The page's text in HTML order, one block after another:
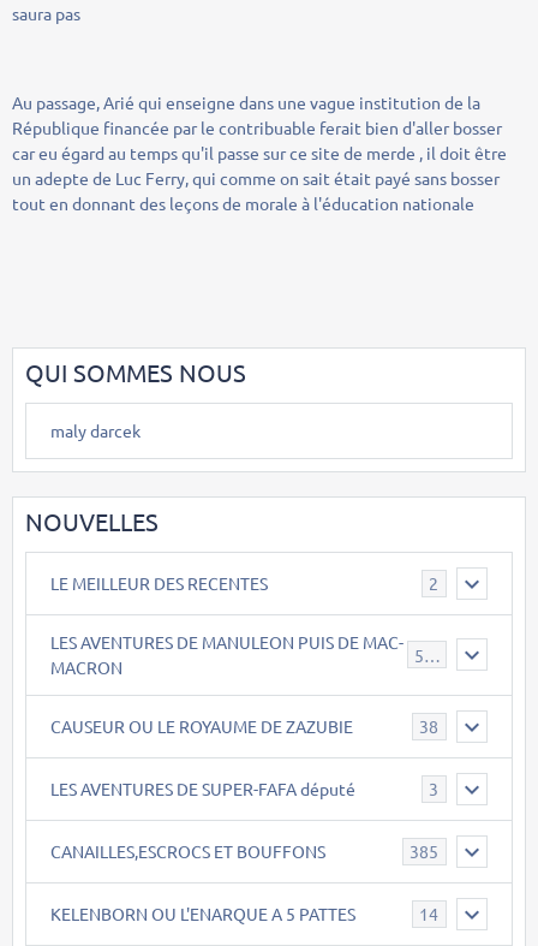
saura pas
Au passage, Arié qui enseigne dans une vague institution de la
République financée par le contribuable ferait bien d'aller bosser
car eu égard au temps qu'il passe sur ce site de merde , il doit être
un adepte de Luc Ferry, qui comme on sait était payé sans bosser
tout en donnant des leçons de morale à l'éducation nationale
QUI SOMMES NOUS
maly darcek
NOUVELLES
LE MEILLEUR DES RECENTES 2
LES AVENTURES DE MANULEON PUIS DE MAC-
MACRON
543
CAUSEUR OU LE ROYAUME DE ZAZUBIE 38
LES AVENTURES DE SUPER-FAFA député 3
CANAILLES,ESCROCS ET BOUFFONS 385
KELENBORN OU L'ENARQUE A 5 PATTES 14